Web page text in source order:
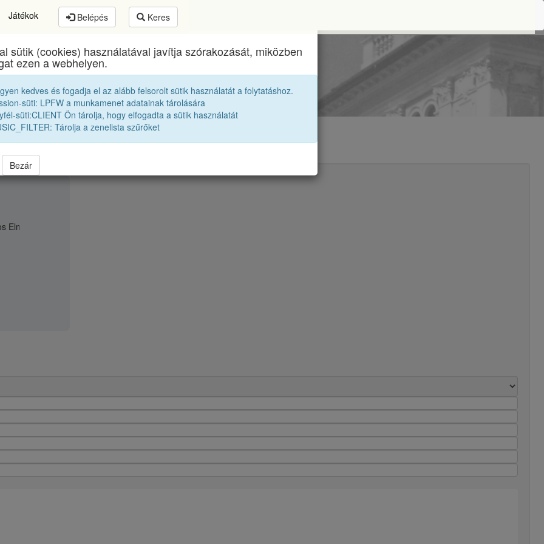
Játékok Belépés Keres
Csere János Elméleti Líceumegykori diákjai
Tanári kar Hobán Jenőné, Ilona
sütik (cookies) használatával javítja szórakozását, miközben
ezen a webhelyen.
kedves és fogadja el az alább felsorolt sütik használatát a folytatáshoz.
süti: LPFW a munkamenet adatainak tárolására
süti:CLIENT Ön tárolja, hogy elfogadta a sütik használatát
Tárolja a zenelista szűrőket
Bezár